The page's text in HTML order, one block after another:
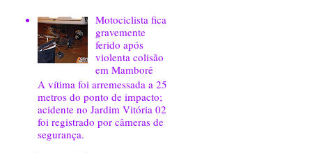
Motociclista fica
gravemente
ferido após
violenta colisão
em Mamborê
A vítima foi arremessada a 25
metros do ponto de impacto;
acidente no Jardim Vitória 02
foi registrado por câmeras de
segurança.